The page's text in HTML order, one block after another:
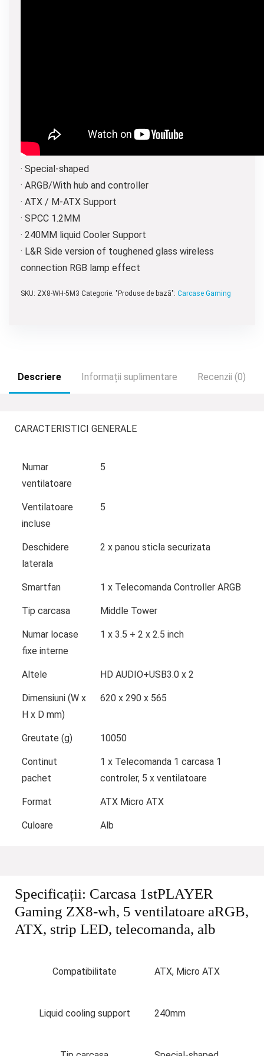
· Special-shaped
· ARGB/With hub and controller
· ATX / M-ATX Support
· SPCC 1.2MM
· 240MM liquid Cooler Support
· L&R Side version of toughened glass wireless
connection RGB lamp effect
SKU: ZX8-WH-5M3 Categorie: "Produse de bază": Carcase Gaming
Descriere Informații suplimentare Recenzii (0)
CARACTERISTICI GENERALE
Numar
ventilatoare
5
Ventilatoare
incluse
5
Deschidere
laterala
2 x panou sticla securizata
Smartfan 1 x Telecomanda Controller ARGB
Tip carcasa Middle Tower
Numar locase
fixe interne
1 x 3.5 + 2 x 2.5 inch
Altele HD AUDIO+USB3.0 x 2
Dimensiuni (W x
H x D mm)
620 x 290 x 565
Greutate (g) 10050
Continut
pachet
1 x Telecomanda 1 carcasa 1
controler, 5 x ventilatoare
Format ATX Micro ATX
Culoare Alb
Specificații: Carcasa 1stPLAYER
Gaming ZX8-wh, 5 ventilatoare aRGB,
ATX, strip LED, telecomanda, alb
Compatibilitate ATX, Micro ATX
Liquid cooling support 240mm